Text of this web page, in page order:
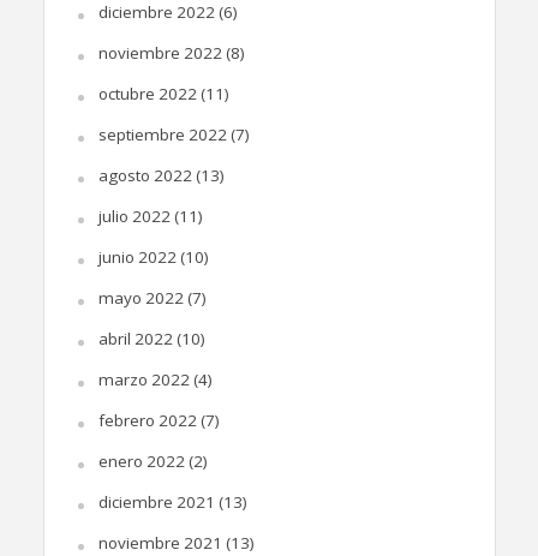
diciembre 2022(6)
noviembre 2022(8)
octubre 2022(11)
septiembre 2022(7)
agosto 2022(13)
julio 2022(11)
junio 2022(10)
mayo 2022(7)
abril 2022(10)
marzo 2022(4)
febrero 2022(7)
enero 2022(2)
diciembre 2021 (13)
noviembre 2021 (13)